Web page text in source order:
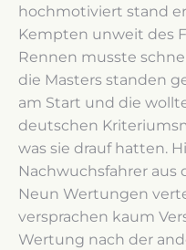
hochmotiviert stand
Kempten unweit des
Rennen musste
die Masters standen
am Start und die
deutschen
was sie drauf hatten.
Nachwuchsfahrer aus
Neun Wertungen
versprachen kaum
Wertung nach der